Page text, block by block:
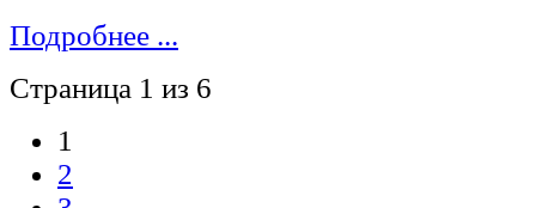
Подробнее ...
Страница 1 из 6
1
2